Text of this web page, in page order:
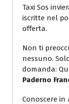
Taxi Sos
iscritte nel
offerta.
Non ti
nessuno.
domanda:
Paderno
Conoscere